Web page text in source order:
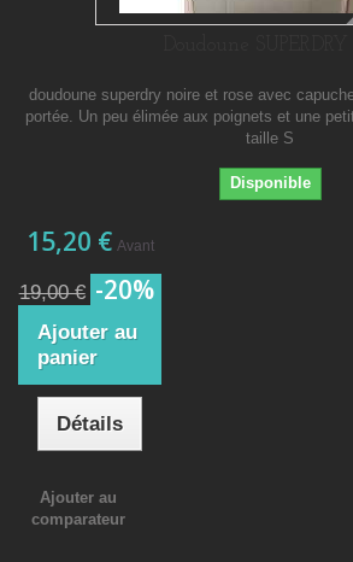
doudoune superdry noire et rose avec
portée. Un peu élimée aux poignets et une
taille S
Disponible
15,20 € Avant
19,00 € -20%
Ajouter au
panier
Détails
Ajouter au
comparateur